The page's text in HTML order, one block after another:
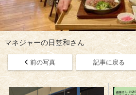
マネジャーの日笠和さん
前の写真 記事に戻る